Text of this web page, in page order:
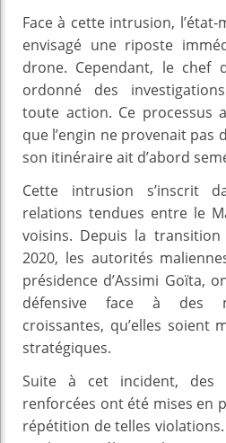
Face à cette intrusion,
envisagé une riposte
drone. Cependant, le chef
ordonné des
toute action. Ce processus
que l’engin ne provenait pas
son itinéraire ait d’abord
Cette intrusion s’inscrit
relations tendues entre le
voisins. Depuis la
2020, les autorités
présidence d’Assimi Goïta,
défensive face à des
croissantes, qu’elles soient
stratégiques.
Suite à cet incident, des
renforcées ont été mises en
répétition de telles